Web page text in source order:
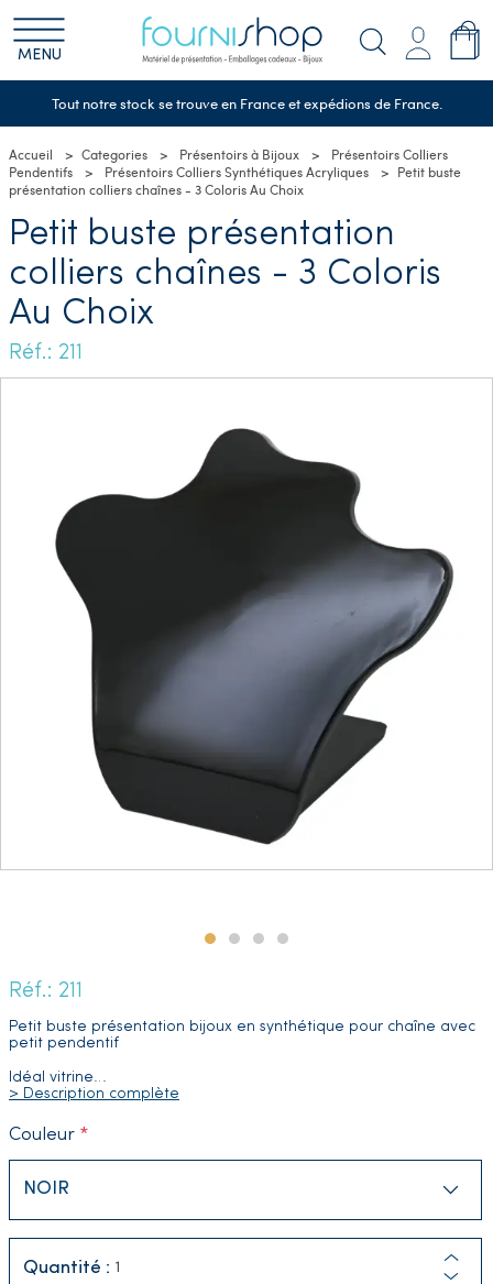
MENU
Tout notre stock se trouve en France et expédions de France.
Accueil Categories Présentoirs à Bijoux
Présentoirs Colliers
Pendentifs
Présentoirs Colliers Synthétiques Acryliques
Petit buste
présentation colliers chaînes - 3 Coloris Au Choix
Petit buste présentation
colliers chaînes - 3 Coloris
Au Choix
Réf.: 211
Réf.: 211
Petit buste présentation bijoux en synthétique pour chaîne avec
petit pendentif
Idéal vitrine…
> Description complète
Couleur
Quantité :